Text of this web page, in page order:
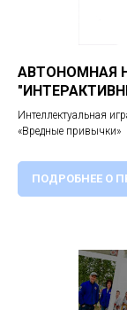
АВТОНОМНАЯ
Интеллектуальная
«Вредные привычки»
ПОДРОБНЕЕ О